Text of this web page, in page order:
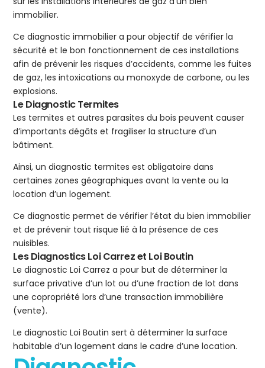
immobilier.
Ce diagnostic immobilier a pour objectif de vérifier la
sécurité et le bon fonctionnement de ces installations
afin de prévenir les risques d’accidents, comme les fuites
de gaz, les intoxications au monoxyde de carbone, ou les
explosions.
Le Diagnostic Termites
Les termites et autres parasites du bois peuvent causer
d’importants dégâts et fragiliser la structure d’un
bâtiment.
Ainsi, un diagnostic termites est obligatoire dans
certaines zones géographiques avant la vente ou la
location d’un logement.
Ce diagnostic permet de vérifier l’état du bien immobilier
et de prévenir tout risque lié à la présence de ces
nuisibles.
Les Diagnostics Loi Carrez et Loi Boutin
Le diagnostic Loi Carrez a pour but de déterminer la
surface privative d’un lot ou d’une fraction de lot dans
une copropriété lors d’une transaction immobilière
(vente).
Le diagnostic Loi Boutin sert à déterminer la surface
habitable d’un logement dans le cadre d’une location.